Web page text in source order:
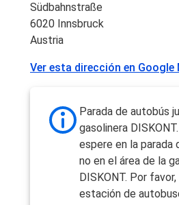
Südbahnstraße
6020 Innsbruck
Austria
Ver esta dirección en Google
Parada de autobús
gasolinera
espere en la parada
no en el área de la
DISKONT. Por
estación de